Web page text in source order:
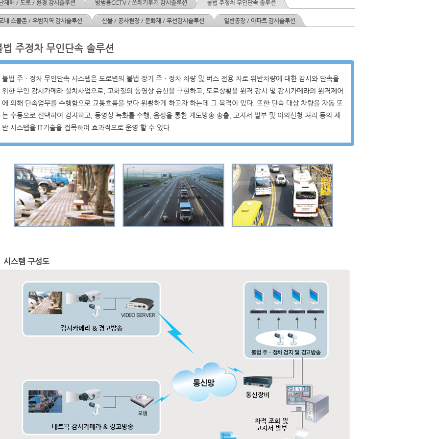
재해 / 도로 / 환경 감시솔루션 방범용CCTV / 쓰레기투기 감시솔루션 불법 주정차 무인단속 솔루션
내 스쿨존 / 우범지역 감시솔루션 산불 / 공사현장 / 문화재 / 무선감시솔루션 일반공장 / 아파트 감시솔루션
법 주정차 무인단속 솔루션
불법 주ㆍ정차 무인단속 시스템은 도로변의 불법 장기 주ㆍ정차 차량 및 버스 전용 차로 위반차량에 대한 감시와 단속을
위한 무인 감시카메라 설치사업으로, 고화질의 동영상 송신을 구현하고, 도로상황을 원격 감시 및 감시카메라의 원격제어
에 의해 단속업무를 수행함으로 교통흐름을 보다 원활하게 하고자 하는데 그 목적이 있다. 또한 단속 대상 차량을 자동 또
는 수동으로 선택하여 감지하고, 동영상 녹화를 수행, 음성을 통한 계도방송 송출, 고지서 발부 및 이의신청 처리 등의 제
반 시스템을 IT기술을 접목하여 효과적으로 운영 할 수 있다.
시스템 구성도